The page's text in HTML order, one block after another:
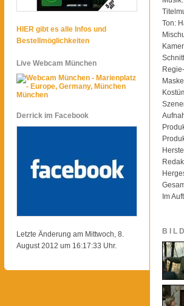
HIER gibt es alle Infos und
Bestellmöglichkeiten
Live Webcam München
München
Derrick im Facebook
Letzte Änderung am Mittwoch, 8.
August 2012 um 16:17:33 Uhr.
Ton:
Im